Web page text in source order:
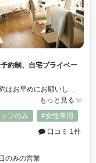
約制、自宅プライベー
リピーター様多数のサロン。 人気店の為、ご予約はお早めにお願いします☆
もっと見る
フのみ
#女性専用
口コミ 1件
のみの営業